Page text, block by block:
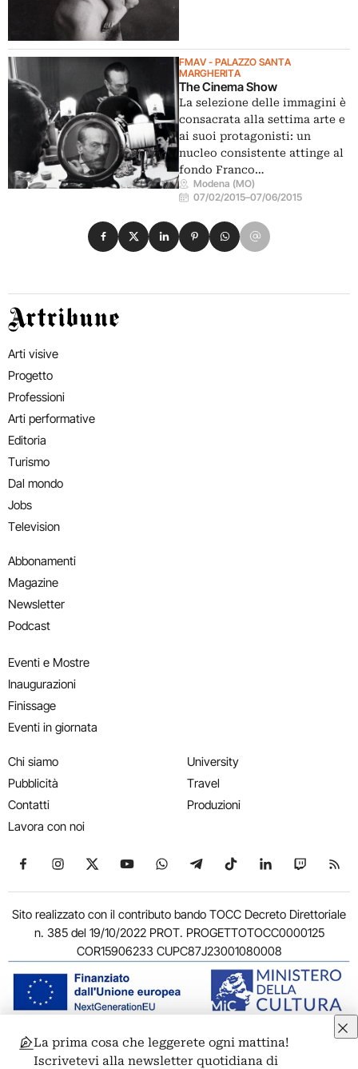
FMAV - PALAZZO SANTA
MARGHERITA
The Cinema Show
La selezione delle immagini è
consacrata alla settima arte e
ai suoi protagonisti: un
nucleo consistente attinge al
fondo Franco…
Modena (MO)
07/02/2015–07/06/2015
Condividi su Facebook
Condividi su X
Condividi su LinkedIn
Condividi su Pinterest
Condividi su WhatsApp
Condividi su Email
Artribune
Arti visive
Progetto
Professioni
Arti performative
Editoria
Turismo
Dal mondo
Jobs
Television
Abbonamenti
Magazine
Newsletter
Podcast
Eventi e Mostre
Inaugurazioni
Finissage
Eventi in giornata
Chi siamo
Pubblicità
Contatti
Lavora con noi
University
Travel
Produzioni
Seguici su Facebook
Seguici su Instagram
Seguici su X
Seguici su YouTube
Seguici su WhatsApp
Seguici su Telegram
Seguici su TikTok
Seguici su
Seguici
Sito realizzato con il contributo bando TOCC Decreto Direttoriale
n. 385 del 19/10/2022 PROT. PROGETTOTOCC0000125
COR15906233 CUPC87J23001080008
© 2011-2026 ARTRIBUNE srl – Corso Vittorio Emanuele II, 287 –
00186 Roma - P.I. 11381581005
La prima cosa che leggerete ogni mattina!
Iscrivetevi alla newsletter quotidiana di